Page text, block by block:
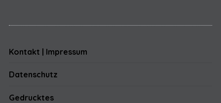
Kontakt | Impressum
Datenschutz
Gedrucktes